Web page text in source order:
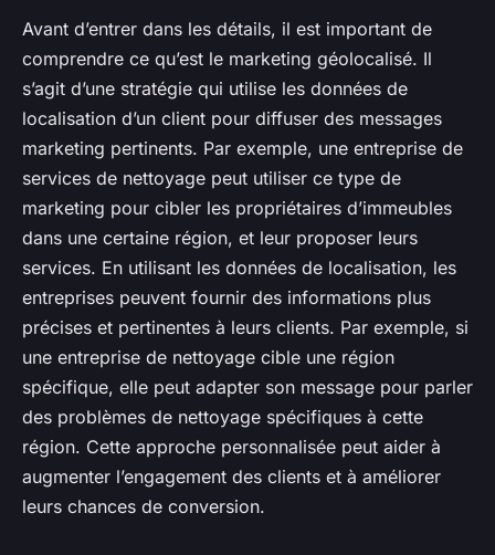
Avant d’entrer dans les détails, il est important de
comprendre ce qu’est le marketing géolocalisé. Il
s’agit d’une stratégie qui utilise les données de
localisation d’un client pour diffuser des messages
marketing pertinents. Par exemple, une entreprise de
services de nettoyage peut utiliser ce type de
marketing pour cibler les propriétaires d’immeubles
dans une certaine région, et leur proposer leurs
services. En utilisant les données de localisation, les
entreprises peuvent fournir des informations plus
précises et pertinentes à leurs clients. Par exemple, si
une entreprise de nettoyage cible une région
spécifique, elle peut adapter son message pour parler
des problèmes de nettoyage spécifiques à cette
région. Cette approche personnalisée peut aider à
augmenter l’engagement des clients et à améliorer
leurs chances de conversion.